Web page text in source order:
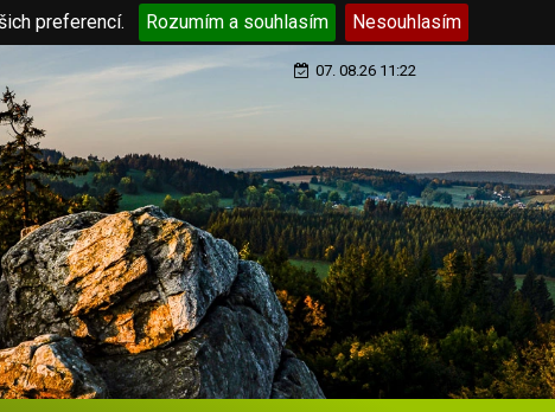
preferencí. Rozumím a souhlasím Nesouhlasím
07. 08.26 11:22